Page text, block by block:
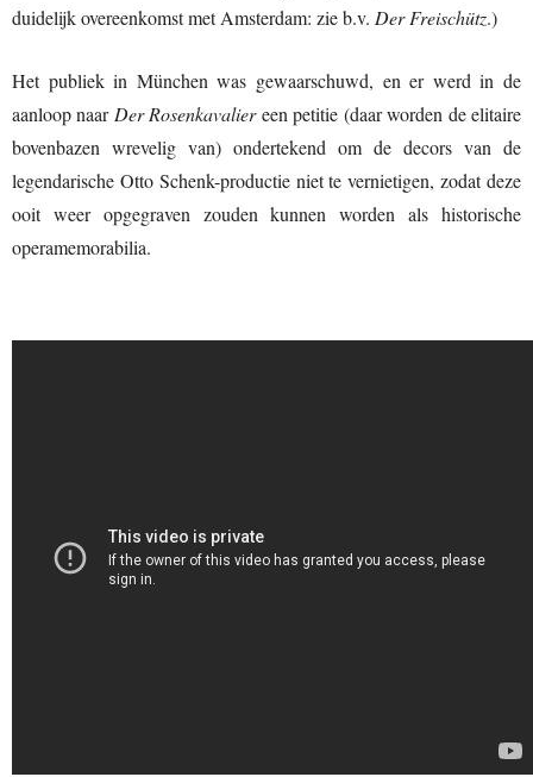
duidelijk overeenkomst met Amsterdam: zie b.v. Der Freischütz.)
Het publiek in München was gewaarschuwd, en er werd in de
aanloop naar Der Rosenkavaliereen petitie (daar worden de elitaire
bovenbazen wrevelig van) ondertekend om de decors van de
legendarische Otto Schenk-productie niet te vernietigen, zodat deze
ooit weer opgegraven zouden kunnen worden als historische
operamemorabilia.